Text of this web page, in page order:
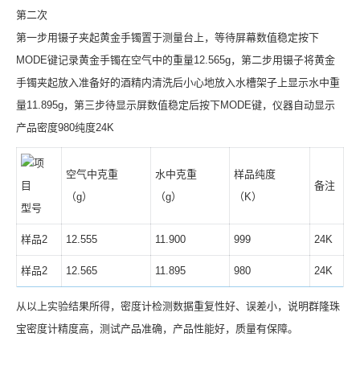
第二次
第一步用镊子夹起黄金手镯置于测量台上，等待屏幕数值稳定按下
MODE键记录黄金手镯在空气中的重量12.565g，第二步用镊子将黄金
手镯夹起放入准备好的酒精内清洗后小心地放入水槽架子上显示水中重
量11.895g，第三步待显示屏数值稳定后按下MODE键，仪器自动显示
产品密度980纯度24K
项
目
型号
空气中克重
（g）
水中克重
（g）
样品纯度
（K）
备注
样品2 12.555 11.900 999 24K
样品2 12.565 11.895 980 24K
从以上实验结果所得，密度计检测数据重复性好、误差小，说明群隆珠
宝密度计精度高，测试产品准确，产品性能好，质量有保障。